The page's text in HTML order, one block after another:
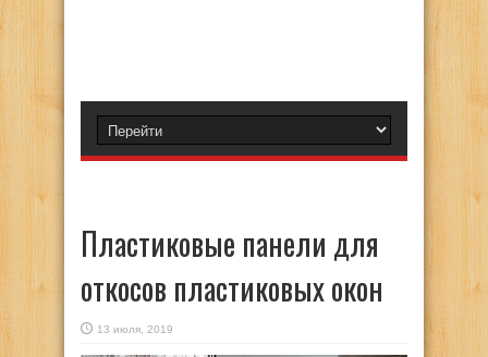
Пластиковые панели для
откосов пластиковых окон
13 июля, 2019